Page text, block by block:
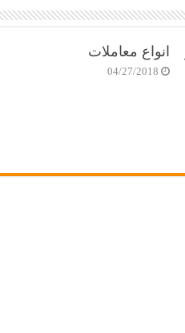
انواع معاملات
04/27/2018